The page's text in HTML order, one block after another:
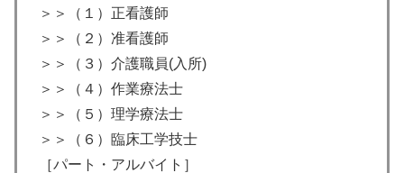
＞＞（１）正看護師
＞＞（２）准看護師
＞＞（３）介護職員(入所)
＞＞（４）作業療法士
＞＞（５）理学療法士
＞＞（６）臨床工学技士
［パート・アルバイト］